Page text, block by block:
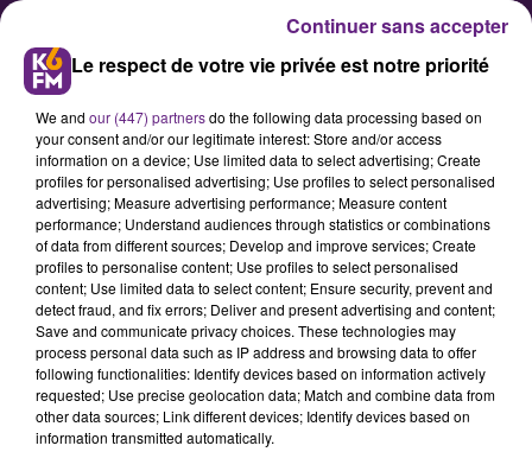
L’A38 bientôt gérée par le
département
François Sauvadet se réjouit de
l’annonce faite par Clément
Beaune, le ministre chargé des
transports, concernant le transfert
Le respect de votre vie privée est notre priorité
We and our (447) partnersdo the following data processing based on
your consent and/or our legitimate interest: Store and/or access
information on a device; Use limited data to select advertising; Create
profiles for personalised advertising; Use profiles to select personalised
advertising; Measure advertising performance; Measure content
performance; Understand audiences through statistics or combinations
of data from different sources; Develop and improve services; Create
profiles to personalise content; Use profiles to select personalised
content; Use limited data to select content; Ensure security, prevent and
detect fraud, and fix errors; Deliver and present advertising and content;
Save and communicate privacy choices. These technologies may
process personal data such as IP address and browsing data to offer
following functionalities: Identify devices based on information actively
requested; Use precise geolocation data; Match and combine data from
other data sources; Link different devices; Identify devices based on
information transmitted automatically.
Continuer sans accepter